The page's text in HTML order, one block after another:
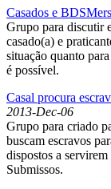
Casados e
Grupo para discutir
casado(a) e
situação quanto
é possível.
Casal procura
2013-Dec-06
Grupo para criado
buscam escravos
dispostos a
Submissos.